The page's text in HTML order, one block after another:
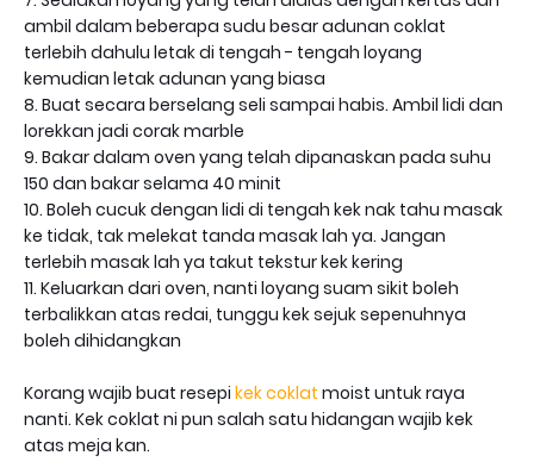
ambil dalam beberapa sudu besar adunan coklat
terlebih dahulu letak di tengah - tengah loyang
kemudian letak adunan yang biasa
8. Buat secara berselang seli sampai habis. Ambil lidi dan
lorekkan jadi corak marble
9. Bakar dalam oven yang telah dipanaskan pada suhu
150 dan bakar selama 40 minit
10. Boleh cucuk dengan lidi di tengah kek nak tahu masak
ke tidak, tak melekat tanda masak lah ya. Jangan
terlebih masak lah ya takut tekstur kek kering
11. Keluarkan dari oven, nanti loyang suam sikit boleh
terbalikkan atas redai, tunggu kek sejuk sepenuhnya
boleh dihidangkan
Korang wajib buat resepi kek coklat moist untuk raya
nanti. Kek coklat ni pun salah satu hidangan wajib kek
atas meja kan.